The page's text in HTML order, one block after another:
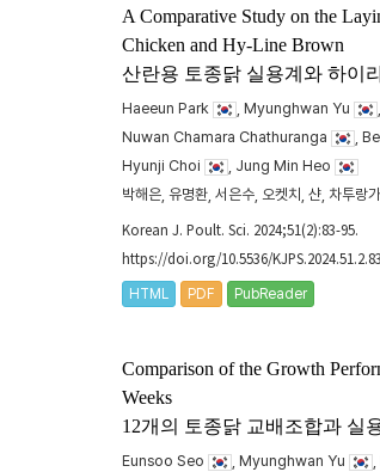
A Comparative Study on the
Chicken and Hy-Line Brown
산란용 토종닭 실용계와 하이
Haeeun Park , Myunghwan Yu
Nuwan Chamara Chathuranga
,
Hyunji Choi
, Jung Min Heo
박해은, 유명환, 서은수, 오켓치, 샨, 차투랑
Korean J. Poult. Sci. 2024;51(2):83-95.
https://doi.org/10.5536/KJPS.2024.51.2.83
HTML PDF PubReader
Comparison of the Growth
Weeks
12개의 토종닭 교배조합과 실
Eunsoo Seo , Myunghwan Yu